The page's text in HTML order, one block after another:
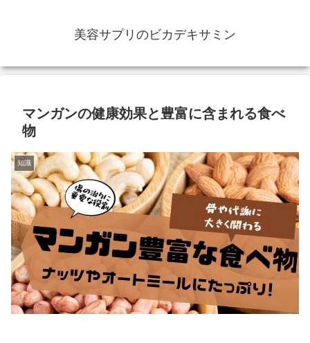
美容サプリのビカデキサミン
マンガンの健康効果と豊富に含まれる食べ
物
知識